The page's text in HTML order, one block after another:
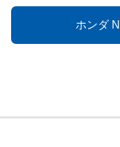
ホンダ